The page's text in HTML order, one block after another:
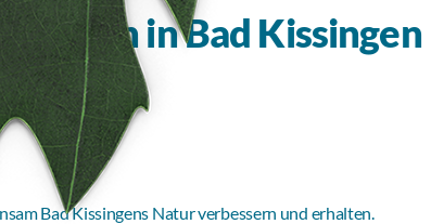
in Bad Kissingen
Bad Kissingens Natur verbessern und erhalten.